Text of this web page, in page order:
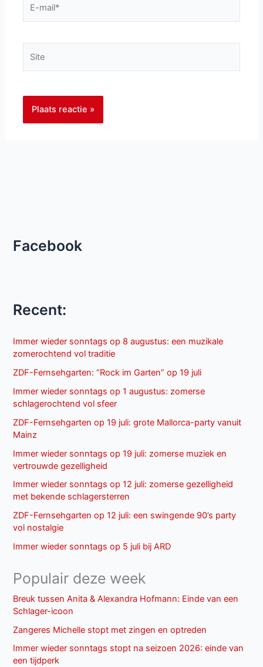
Facebook
Recent:
Immer wieder sonntags op 8 augustus: een muzikale
zomerochtend vol traditie
ZDF-Fernsehgarten: “Rock im Garten” op 19 juli
Immer wieder sonntags op 1 augustus: zomerse
schlagerochtend vol sfeer
ZDF-Fernsehgarten op 19 juli: grote Mallorca-party vanuit
Mainz
Immer wieder sonntags op 19 juli: zomerse muziek en
vertrouwde gezelligheid
Immer wieder sonntags op 12 juli: zomerse gezelligheid
met bekende schlagersterren
ZDF-Fernsehgarten op 12 juli: een swingende 90’s party
vol nostalgie
Immer wieder sonntags op 5 juli bij ARD
Populair deze week
Breuk tussen Anita & Alexandra Hofmann: Einde van een
Schlager-icoon
Zangeres Michelle stopt met zingen en optreden
Immer wieder sonntags stopt na seizoen 2026: einde van
een tijdperk